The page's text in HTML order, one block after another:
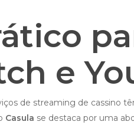
e
de streaming de cassino
Casula se destaca por uma